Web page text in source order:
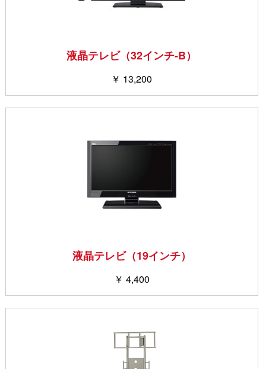
液晶テレビ（32インチ-B）
￥ 13,200
液晶テレビ（19インチ）
￥ 4,400